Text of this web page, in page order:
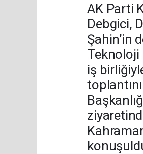
AK Parti
Debgici,
Şahin’in
Teknoloji
iş